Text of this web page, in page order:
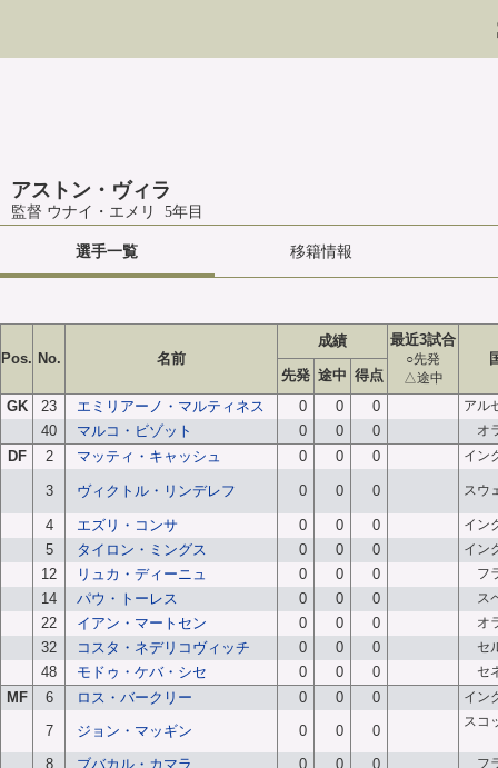
アストン・ヴィラ
監督 ウナイ・エメリ 5年目
選手一覧 移籍情報
Pos. No. 名前
成績 最近3試合
○先発
△途中
先発 途中 得点
GK
23 エミリアーノ・マルティネス 0 0 0 アル
40 マルコ・ビゾット 0 0 0 オ
DF 2 マッティ・キャッシュ 0 0 0 イン
3 ヴィクトル・リンデレフ 0 0 0 スウ
4 エズリ・コンサ 0 0 0 イン
5 タイロン・ミングス 0 0 0 イン
12 リュカ・ディーニュ 0 0 0 フ
14 パウ・トーレス 0 0 0 ス
22 イアン・マートセン 0 0 0 オ
32 コスタ・ネデリコヴィッチ 0 0 0 セ
48 モドゥ・ケバ・シセ 0 0 0 セ
MF 6 ロス・バークリー 0 0 0 イン
7 ジョン・マッギン 0 0 0
スコ
8 ブバカル・カマラ 0 0 0 フ